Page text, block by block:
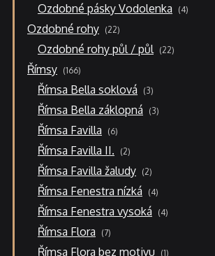
Ozdobné pásky Vodolenka 44
produkty
Ozdobné rohy 2222
produktů
Ozdobné rohy půl / půl 2222
produktů
Římsy 166166
produktů
Římsa Bella soklová 33
produkty
Římsa Bella záklopná 33
produkty
Římsa Favilla 66
produktů
Římsa Favilla II. 22
produkty
Římsa Favilla žaludy 22
produkty
Římsa Fenestra nízká 44
produkty
Římsa Fenestra vysoká 44
produkty
Římsa Flora 77
produktů
Římsa Flora bez motivu 11